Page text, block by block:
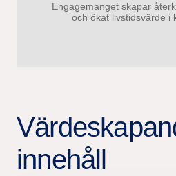
Engagemanget skapar
och ökat livstidsvärde i
innehåll